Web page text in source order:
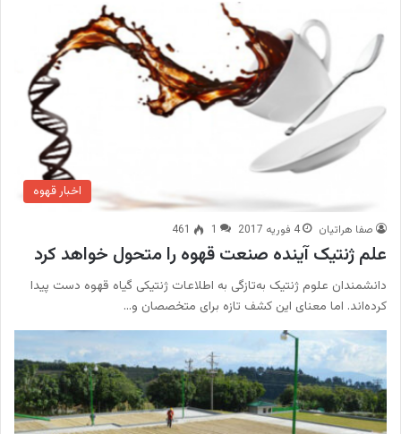
اخبار قهوه
صفا هراتیان 4 فوریه 2017 1
461
علم ژنتیک آینده صنعت قهوه را متحول خواهد کرد
دانشمندان علوم ژنتیک به‌تازگی به اطلاعات ژنتیکی گیاه قهوه دست پیدا
کرده‌اند. اما معنای این کشف تازه برای متخصصان و…